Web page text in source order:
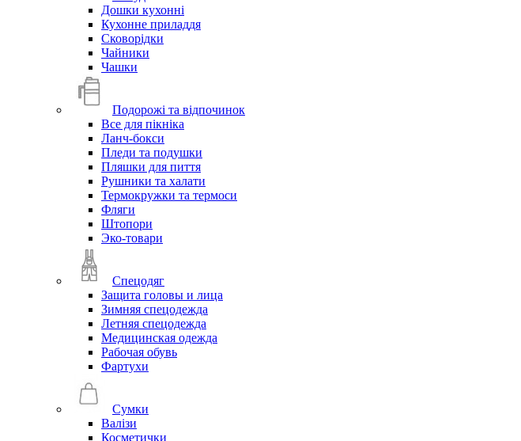
Дошки кухонні
Кухонне приладдя
Сковорідки
Чайники
Чашки
Подорожі та відпочинок
Все для пікніка
Ланч-бокси
Пледи та подушки
Пляшки для пиття
Рушники та халати
Термокружки та термоси
Фляги
Штопори
Эко-товари
Спецодяг
Защита головы и лица
Зимняя спецодежда
Летняя спецодежда
Медицинская одежда
Рабочая обувь
Фартухи
Сумки
Валізи
Косметички